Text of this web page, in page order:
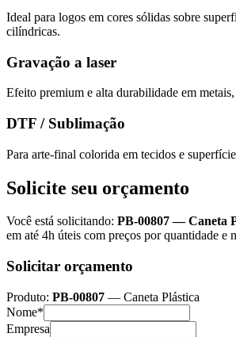
Ideal para logos em cores sólidas sobre
cilíndricas.
Gravação a laser
Efeito premium e alta durabilidade em
DTF / Sublimação
Para arte-final colorida em tecidos e
Solicite seu orçamento
Você está solicitando: PB-00807—Caneta
em até 4h úteis com preços por quantidade e
Solicitar orçamento
Produto: PB-00807 — Caneta Plástica
Nome*
Empresa